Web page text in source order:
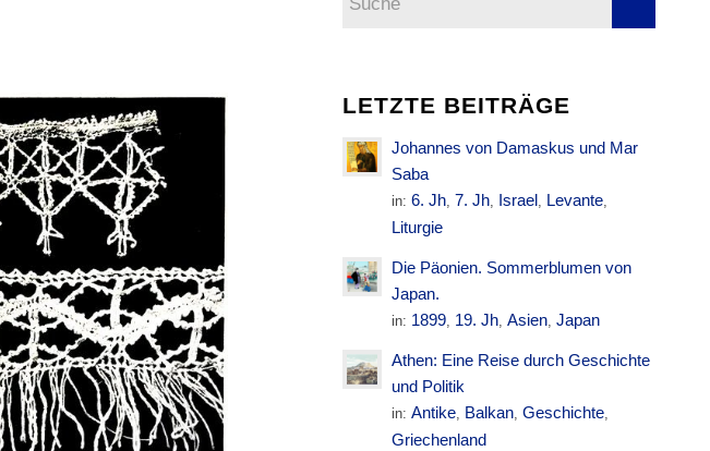
LETZTE BEITRÄGE
Johannes von Damaskus und Mar
Saba
in:6. Jh, 7. Jh, Israel, Levante,
Liturgie
Die Päonien. Sommerblumen von
Japan.
in: 1899, 19. Jh,Asien,Japan
Athen: Eine Reise durch Geschichte
und Politik
in:Antike, Balkan,Geschichte,
Griechenland